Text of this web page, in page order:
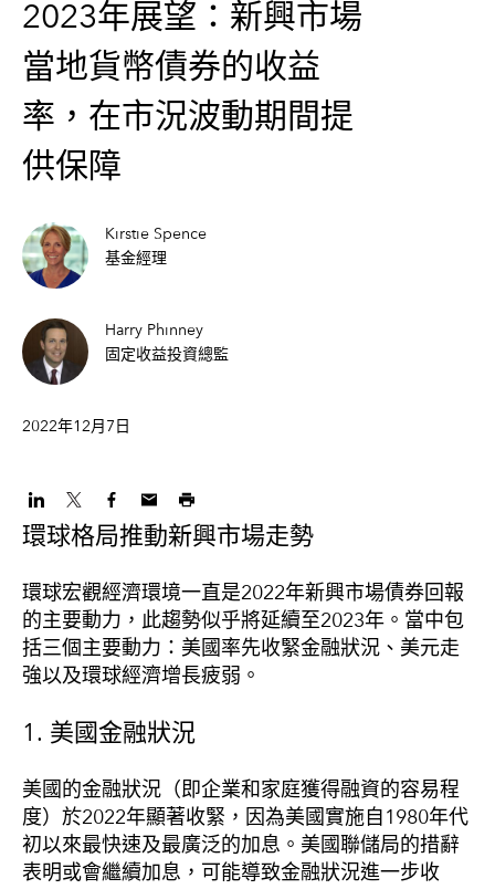
2023年展望：新興市場
當地貨幣債券的收益
率，在市況波動期間提
供保障
Kirstie Spence
基金經理
Harry Phinney
固定收益投資總監
2022年12月7日
環球格局推動新興市場走勢
環球宏觀經濟環境一直是2022年新興市場債券回報
的主要動力，此趨勢似乎將延續至2023年。當中包
括三個主要動力：美國率先收緊金融狀況、美元走
強以及環球經濟增長疲弱。
1. 美國金融狀況
美國的金融狀況（即企業和家庭獲得融資的容易程
度）於2022年顯著收緊，因為美國實施自1980年代
初以來最快速及最廣泛的加息。美國聯儲局的措辭
表明或會繼續加息，可能導致金融狀況進一步收